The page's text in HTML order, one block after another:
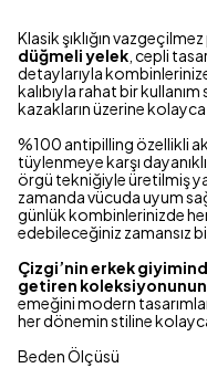
Klasik şıklığın
düğmeli yelek , cepli
detaylarıyla
kalıbıyla rahat bir
kazakların üzerine
%100 antipilling özellikli
tüylenmeye karşı
örgü tekniğiyle üretilmiş
zamanda vücuda uyum
günlük kombinlerinizde
edebileceğiniz zamansız
Çizgi’nin erkek
getiren koleksiyonunun
emeğini modern
her dönemin stiline
Beden Ölçüsü